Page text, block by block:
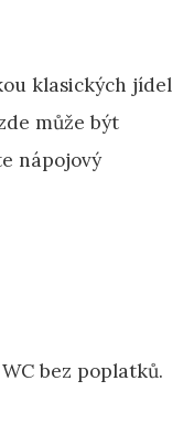
klasických jídel
může být
nápojový
bez poplatků.